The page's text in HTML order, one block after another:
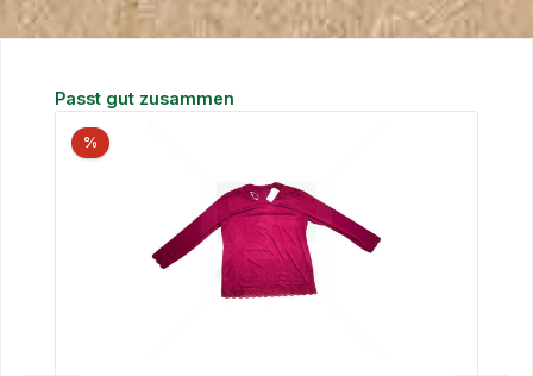
Produktgalerie überspringen
Passt gut zusammen
%